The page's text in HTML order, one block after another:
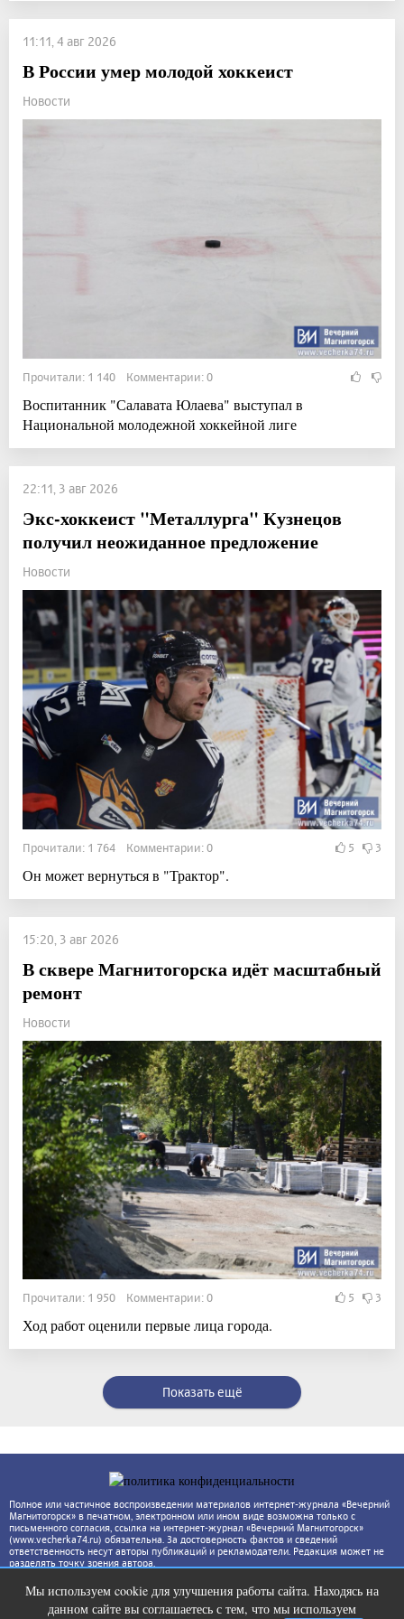
11:11, 4 авг 2026
В России умер молодой хоккеист
Новости
Прочитали: 1 140 Комментарии: 0
Воспитанник "Салавата Юлаева" выступал в
Национальной молодежной хоккейной лиге
22:11, 3 авг 2026
Экс-хоккеист "Металлурга" Кузнецов
получил неожиданное предложение
Новости
Прочитали: 1 764 Комментарии: 0 5 3
Он может вернуться в "Трактор".
15:20, 3 авг 2026
В сквере Магнитогорска идёт масштабный
ремонт
Новости
Прочитали: 1 950 Комментарии: 0 5 3
Ход работ оценили первые лица города.
Показать ещё
Полное или частичное воспроизведении материалов интернет-журнала «Вечерний
Магнитогорск» в печатном, электронном или ином виде возможна только с
письменного согласия, ссылка на интернет-журнал «Вечерний Магнитогорск»
(www.vecherka74.ru) обязательна. За достоверность фактов и сведений
ответственность несут авторы публикаций и рекламодатели. Редакция может не
разделять точку зрения автора.
Мы используем cookie для улучшения работы сайта. Находясь на
данном сайте вы соглашаетесь с тем, что мы используем
Ржу не переставая, это видео
пересмотришь не раз